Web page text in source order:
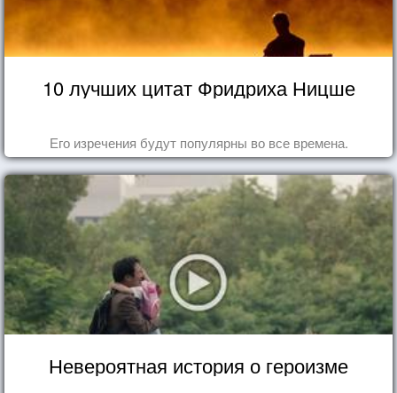
10 лучших цитат Фридриха Ницше
Его изречения будут популярны во все времена.
Невероятная история о героизме